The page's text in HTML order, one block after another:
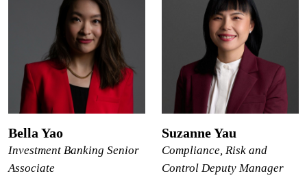
Bella Yao
Investment Banking Senior
Associate
Suzanne Yau
Compliance, Risk and
Control Deputy Manager